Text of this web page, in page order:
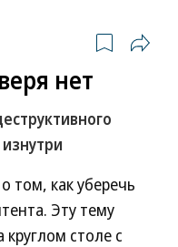
нет
том, как уберечь
Эту тему
столе с